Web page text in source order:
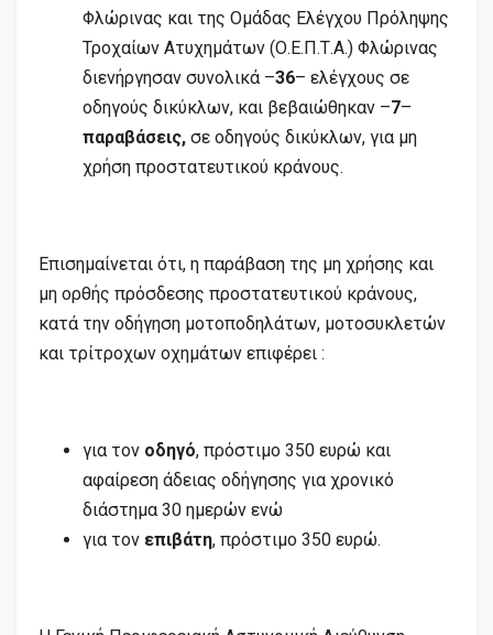
Φλώρινας και της Ομάδας Ελέγχου Πρόληψης
Τροχαίων Ατυχημάτων (Ο.Ε.Π.Τ.Α.) Φλώρινας
διενήργησαν συνολικά –36– ελέγχους σε
οδηγούς δικύκλων, και βεβαιώθηκαν –7–
παραβάσεις, σε οδηγούς δικύκλων, για μη
χρήση προστατευτικού κράνους.
Επισημαίνεται ότι, η παράβαση της μη χρήσης και
μη ορθής πρόσδεσης προστατευτικού κράνους,
κατά την οδήγηση μοτοποδηλάτων, μοτοσυκλετών
και τρίτροχων οχημάτων επιφέρει :
για τον οδηγό, πρόστιμο 350 ευρώ και
αφαίρεση άδειας οδήγησης για χρονικό
διάστημα 30 ημερών ενώ
για τον επιβάτη, πρόστιμο 350 ευρώ.